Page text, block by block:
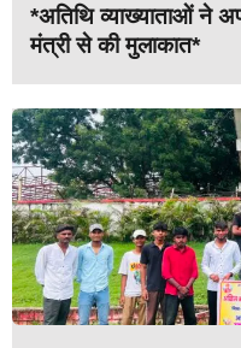
*अतिथि व्याख्याताओं ने
मंत्री से की मुलाकात*